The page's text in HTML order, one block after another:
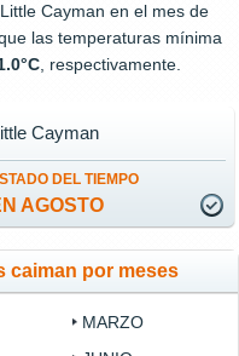
Cayman en el mes de
que las temperaturas mínima
, respectivamente.
DEL TIEMPO
AGOSTO
Cayman
caiman por meses
MARZO